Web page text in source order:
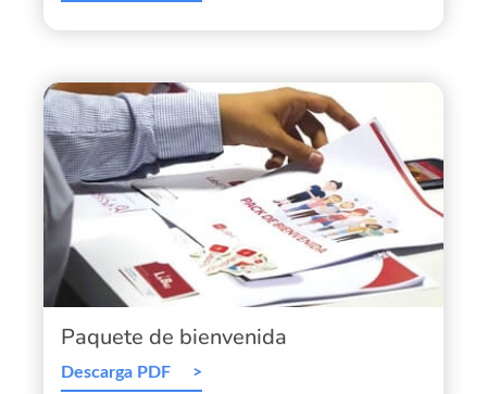
Paquete de bienvenida
Descarga PDF